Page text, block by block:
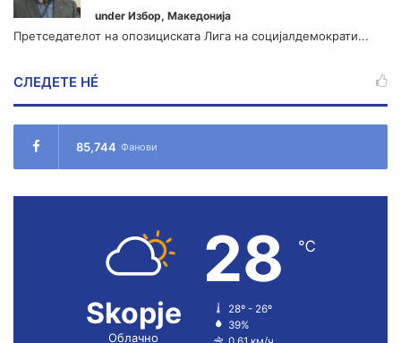
under Избор, Македонија
Претседателот на опозициската Лига на социјалдемократи...
СЛЕДЕТЕ НÉ
85,744 Фанови
Skopje
Облачно
28 ℃
28º - 26º
39%